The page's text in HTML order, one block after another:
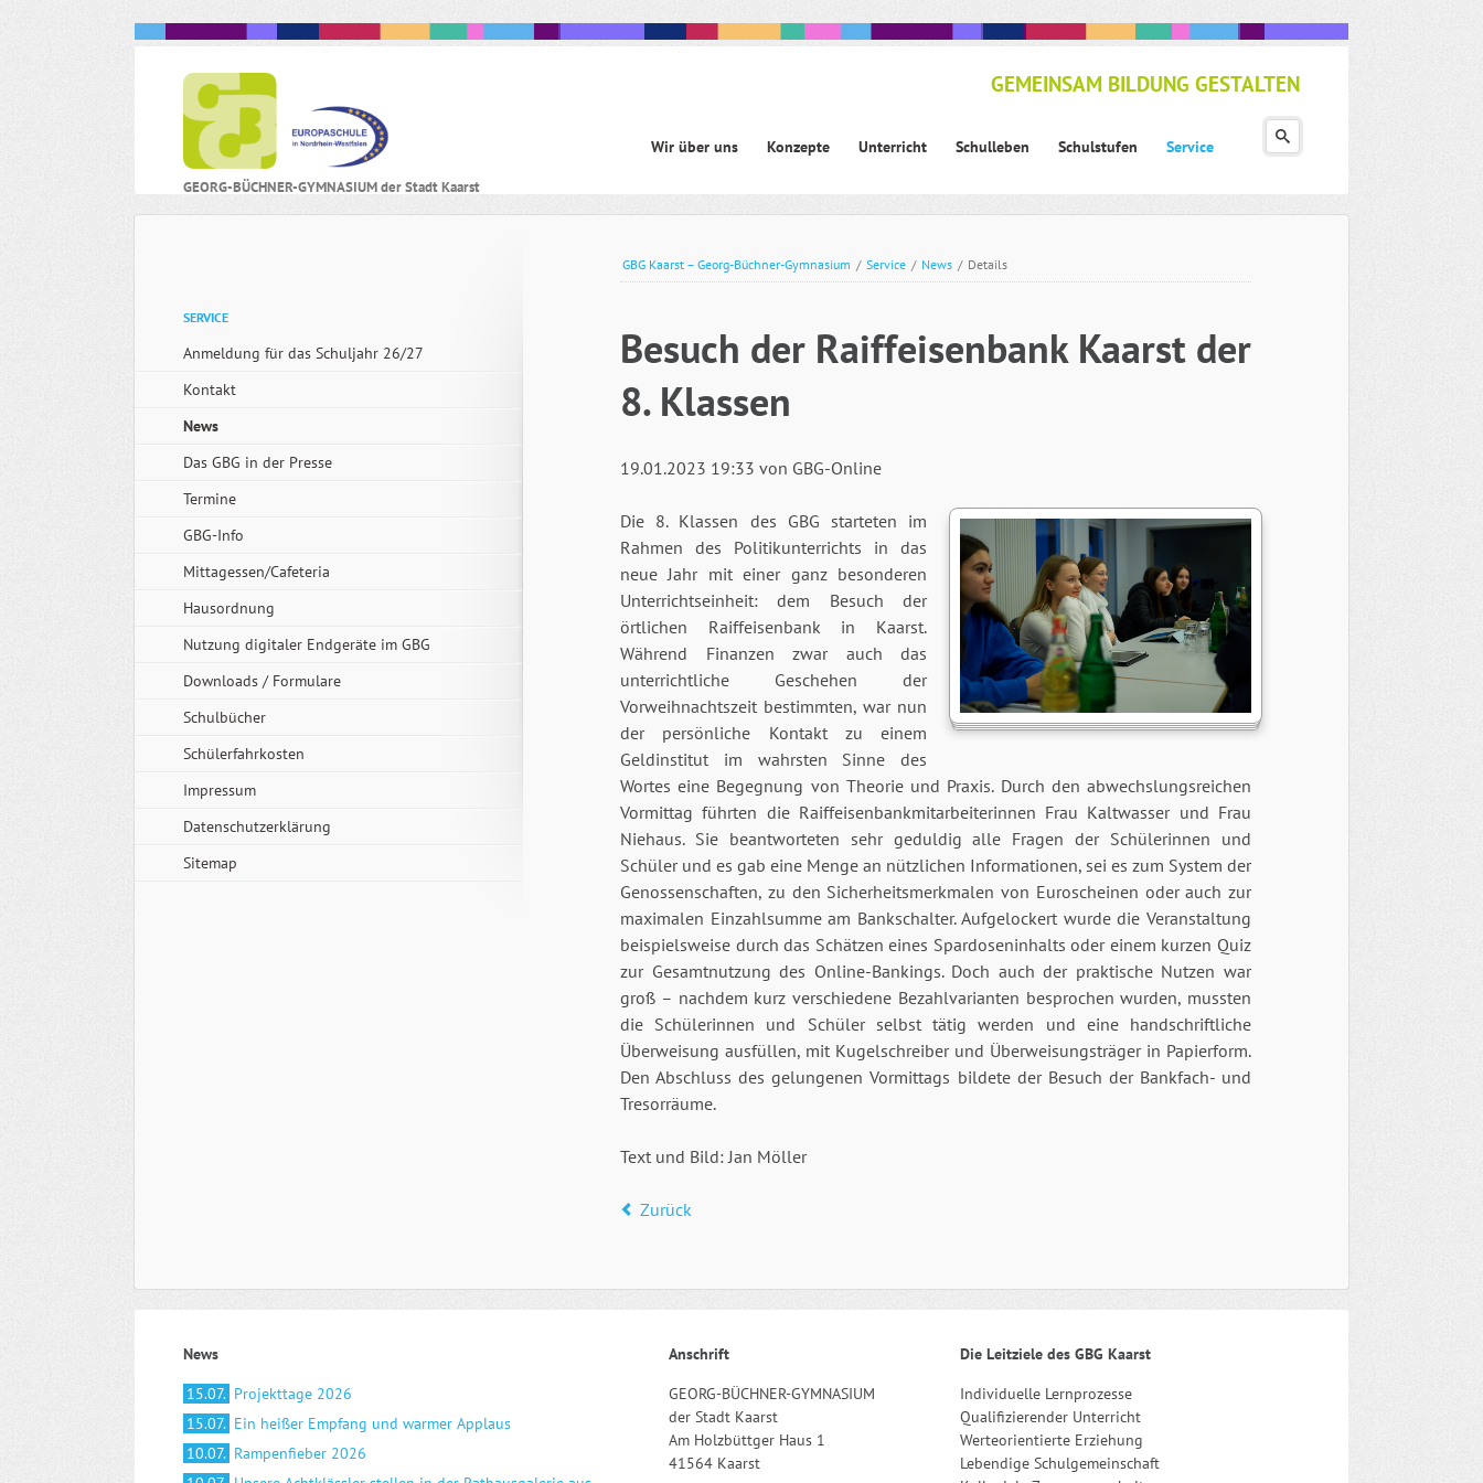
GEORG-BÜCHNER-GYMNASIUM der Stadt Kaarst
Navigation
Wir über uns Konzepte Unterricht Schulleben Schulstufen Service
Navigation
GEMEINSAM BILDUNG GESTALTEN
GBG Kaarst – Georg-Büchner-Gymnasium / Service / News / Details
Besuch der Raiffeisenbank Kaarst der
8. Klassen
19.01.2023 19:33 von GBG-Online
Die 8. Klassen des GBG starteten im
Rahmen des Politikunterrichts in das
neue Jahr mit einer ganz besonderen
Unterrichtseinheit: dem Besuch der
örtlichen Raiffeisenbank in Kaarst.
Während Finanzen zwar auch das
unterrichtliche Geschehen der
Vorweihnachtszeit bestimmten, war nun
der persönliche Kontakt zu einem
Geldinstitut im wahrsten Sinne des
Wortes eine Begegnung von Theorie und Praxis. Durch den abwechslungsreichen
Vormittag führten die Raiffeisenbankmitarbeiterinnen Frau Kaltwasser und Frau
Niehaus. Sie beantworteten sehr geduldig alle Fragen der Schülerinnen und
Schüler und es gab eine Menge an nützlichen Informationen, sei es zum System der
Genossenschaften, zu den Sicherheitsmerkmalen von Euroscheinen oder auch zur
maximalen Einzahlsumme am Bankschalter. Aufgelockert wurde die Veranstaltung
beispielsweise durch das Schätzen eines Spardoseninhalts oder einem kurzen Quiz
zur Gesamtnutzung des Online-Bankings. Doch auch der praktische Nutzen war
groß – nachdem kurz verschiedene Bezahlvarianten besprochen wurden, mussten
die Schülerinnen und Schüler selbst tätig werden und eine handschriftliche
Überweisung ausfüllen, mit Kugelschreiber und Überweisungsträger in Papierform.
Den Abschluss des gelungenen Vormittags bildete der Besuch der Bankfach- und
Tresorräume.
Text und Bild: Jan Möller
Zurück
Navigation
SERVICE
Anmeldung für das Schuljahr 26/27
Kontakt
News
Das GBG in der Presse
Termine
GBG-Info
Mittagessen/Cafeteria
Hausordnung
Nutzung digitaler Endgeräte im GBG
Downloads / Formulare
Schulbücher
Schülerfahrkosten
Impressum
Datenschutzerklärung
Sitemap
News
15.07. Projekttage 2026
15.07. Ein heißer Empfang und warmer Applaus
10.07. Rampenfieber 2026
Anschrift
GEORG-BÜCHNER-GYMNASIUM
der Stadt Kaarst
Am Holzbüttger Haus 1
41564 Kaarst
Die Leitziele des GBG Kaarst
Individuelle Lernprozesse
Qualifizierender Unterricht
Werteorientierte Erziehung
Lebendige Schulgemeinschaft